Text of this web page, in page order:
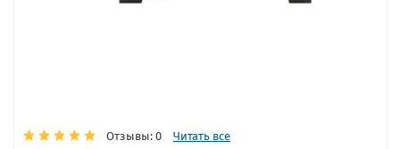
Отзывы: 0 Читать все